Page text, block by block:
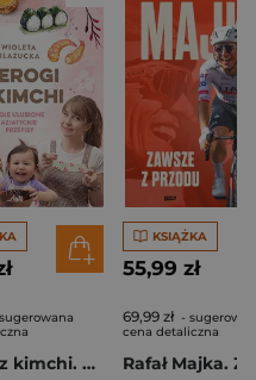
Pierogi z kimchi. Moje ulubione azjatyckie przepisy - książka z autografem
KSIĄŻKA
55,99 zł
69,99 zł -
cena detaliczna